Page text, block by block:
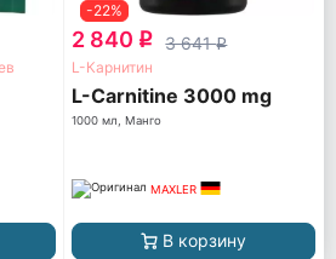
-22%
2 840 q 3 641q
L-Карнитин
L-Carnitine 3000 mg
1000 мл, Манго
MAXLER
В корзину